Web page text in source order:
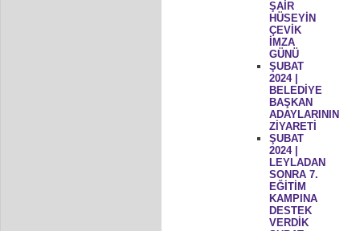
ŞAİR
HÜSEYİN
ÇEVİK
İMZA
GÜNÜ
ŞUBAT
2024 |
BELEDİYE
BAŞKAN
ADAYLARININ
ZİYARETİ
ŞUBAT
2024 |
LEYLADAN
SONRA 7.
EĞİTİM
KAMPINA
DESTEK
VERDİK